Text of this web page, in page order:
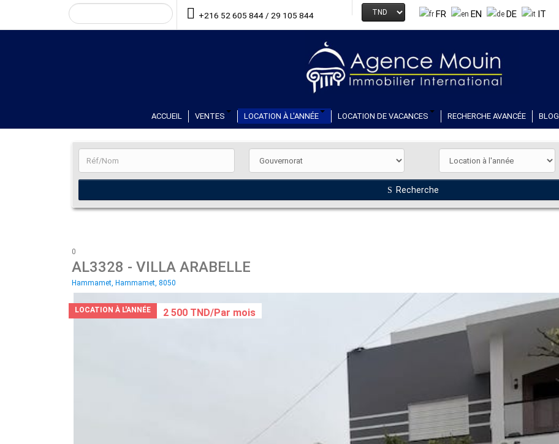
+216 52 605 844 / 29 105 844 FR EN DE IT
ACCUEIL VENTES LOCATION À L'ANNÉE LOCATION DE VACANCES RECHERCHE AVANCÉE BLOG
Recherche
0
AL3328 - VILLA ARABELLE
Hammamet, Hammamet, 8050
LOCATION À L'ANNÉE 2 500 TND/Par mois